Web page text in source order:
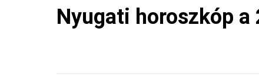
Nyugati horoszkóp